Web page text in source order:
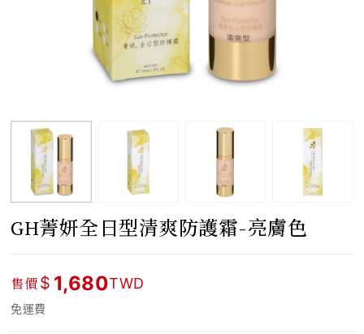
GH菁妍全日型清爽防護霜-亮膚色
售價$ 1,680TWD
免運費